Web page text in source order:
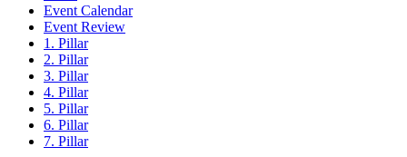
Event Calendar
Event Review
1. Pillar
2. Pillar
3. Pillar
4. Pillar
5. Pillar
6. Pillar
7. Pillar